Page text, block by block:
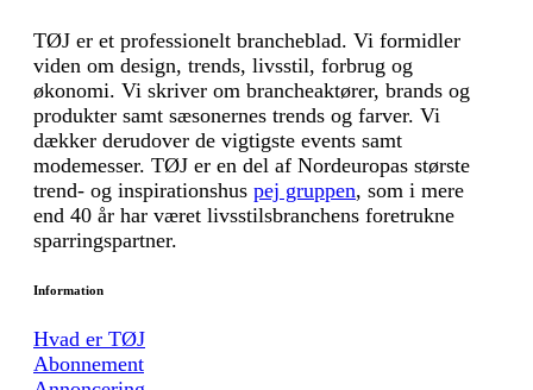
TØJ er et professionelt brancheblad. Vi formidler
viden om design, trends, livsstil, forbrug og
økonomi. Vi skriver om brancheaktører, brands og
produkter samt sæsonernes trends og farver. Vi
dækker derudover de vigtigste events samt
modemesser. TØJ er en del af Nordeuropas største
trend- og inspirationshus pej gruppen, som i mere
end 40 år har været livsstilsbranchens foretrukne
sparringspartner.
Information
Hvad er TØJ
Abonnement